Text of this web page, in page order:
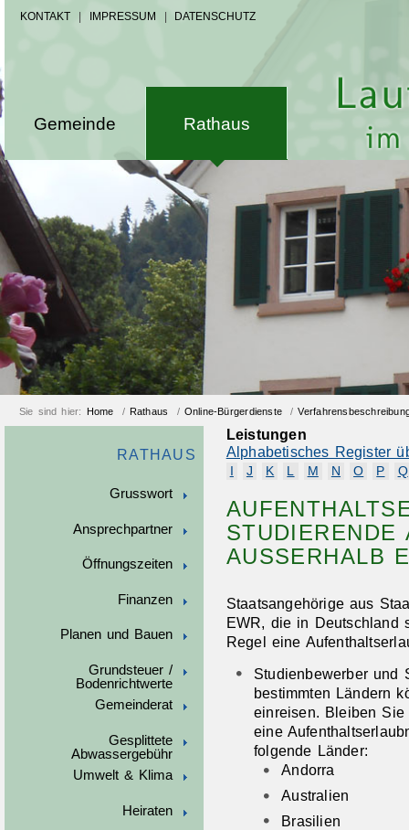
KONTAKT IMPRESSUM DATENSCHUTZ
Gemeinde Rathaus
Sie sind hier: Home / Rathaus / Online-Bürgerdienste /
RATHAUS
Grusswort
Ansprechpartner
Öffnungszeiten
Finanzen
Planen und Bauen
Grundsteuer /
Bodenrichtwerte
Gemeinderat
Gesplittete
Abwassergebühr
Umwelt & Klima
Heiraten
Leistungen
Alphabetisches Register
J K L M N O P Q
STUDIERENDE
AUSSERHALB
Staatsangehörige aus
EWR, die in Deutschland
Regel eine
Studienbewerber und
bestimmten Ländern
einreisen. Bleiben
eine
folgende Länder:
Andorra
Australien
Brasilien